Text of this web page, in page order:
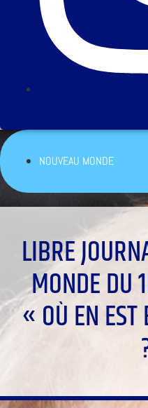
NOUVEAU MONDE
LIBRE
MONDE DU
« OÙ EN EST